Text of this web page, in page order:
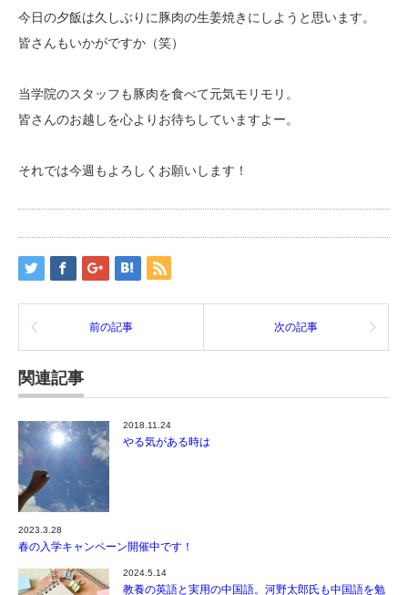
今日の夕飯は久しぶりに豚肉の生姜焼きにしようと思います。
皆さんもいかがですか（笑）
当学院のスタッフも豚肉を食べて元気モリモリ。
皆さんのお越しを心よりお待ちしていますよー。
それでは今週もよろしくお願いします！
前の記事 次の記事
関連記事
2018.11.24
やる気がある時は
2023.3.28
春の入学キャンペーン開催中です！
2024.5.14
教養の英語と実用の中国語。河野太郎氏も中国語を勉